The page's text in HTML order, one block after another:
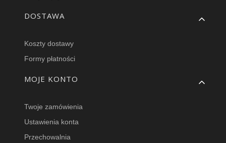
DOSTAWA
Koszty dostawy
Formy płatności
MOJE KONTO
Twoje zamówienia
Ustawienia konta
Przechowalnia